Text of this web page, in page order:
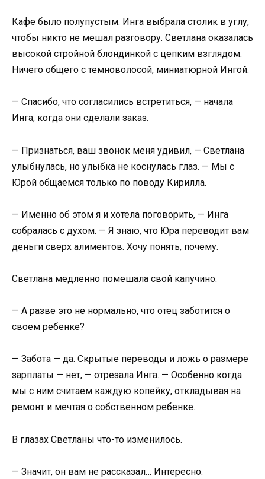
Кафе было полупустым. Инга выбрала столик в углу,
чтобы никто не мешал разговору. Светлана оказалась
высокой стройной блондинкой с цепким взглядом.
Ничего общего с темноволосой, миниатюрной Ингой.
— Спасибо, что согласились встретиться, — начала
Инга, когда они сделали заказ.
— Признаться, ваш звонок меня удивил, — Светлана
улыбнулась, но улыбка не коснулась глаз. — Мы с
Юрой общаемся только по поводу Кирилла.
— Именно об этом я и хотела поговорить, — Инга
собралась с духом. — Я знаю, что Юра переводит вам
деньги сверх алиментов. Хочу понять, почему.
Светлана медленно помешала свой капучино.
— А разве это не нормально, что отец заботится о
своем ребенке?
— Забота — да. Скрытые переводы и ложь о размере
зарплаты — нет, — отрезала Инга. — Особенно когда
мы с ним считаем каждую копейку, откладывая на
ремонт и мечтая о собственном ребенке.
В глазах Светланы что-то изменилось.
— Значит, он вам не рассказал… Интересно.